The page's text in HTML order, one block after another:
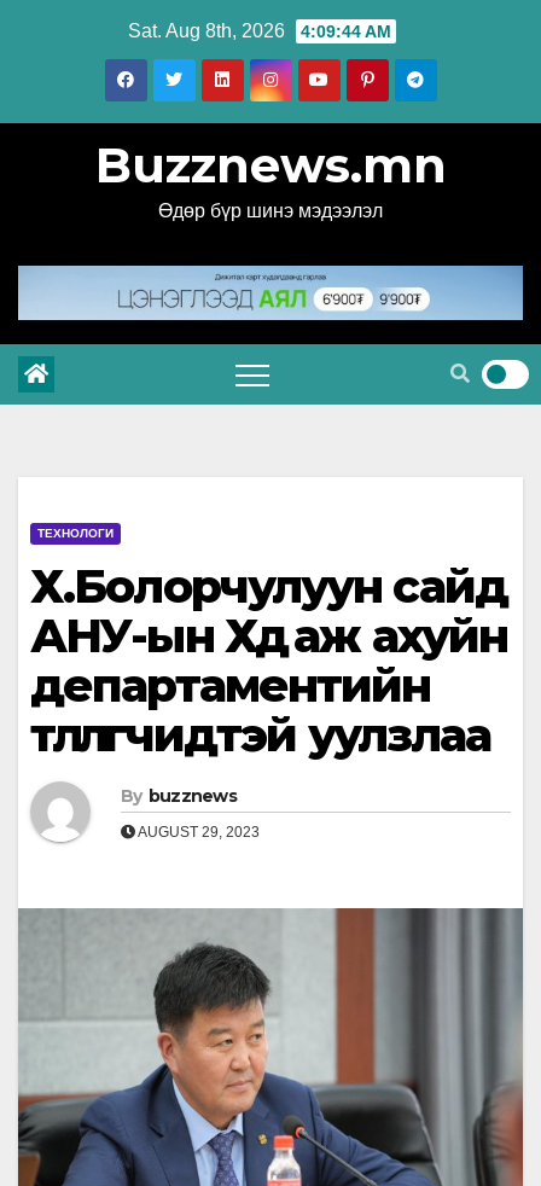
Sat. Aug 8th, 2026 4:09:45 AM
Buzznews.mn
Өдөр бүр шинэ мэдээлэл
ТЕХНОЛОГИ
Х.Болорчулуун сайд
АНУ-ын Хөдөө аж ахуйн
департаментийн
төлөөлөгчидтэй уулзлаа
By buzznews
AUGUST 29, 2023